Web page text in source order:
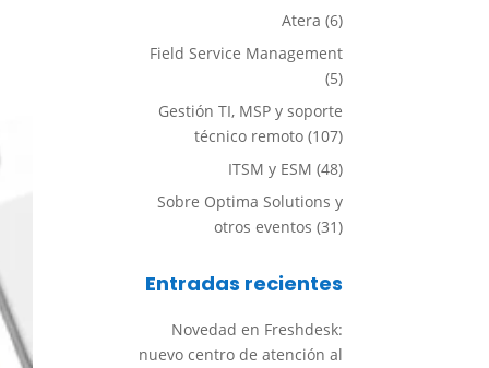
Atera (6)
Field Service Management
(5)
Gestión TI, MSP y soporte
técnico remoto(107)
ITSM y ESM (48)
Sobre Optima Solutions y
otros eventos (31)
Entradas recientes
Novedad en Freshdesk:
nuevo centro de atención al